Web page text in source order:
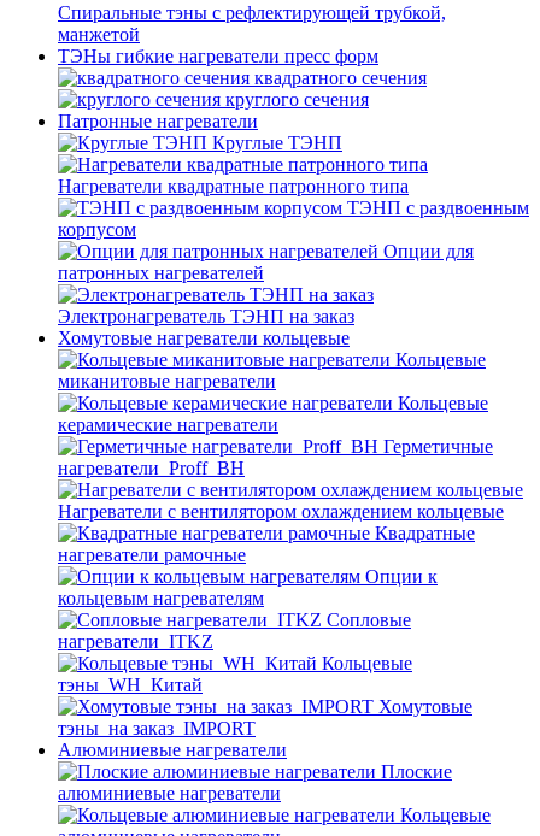
Спиральные тэны с рефлектирующей трубкой,
манжетой
ТЭНы гибкие нагреватели пресс форм
квадратного сечения
круглого сечения
Патронные нагреватели
Круглые ТЭНП
Нагреватели квадратные патронного типа
ТЭНП с раздвоенным
корпусом
Опции для
патронных нагревателей
Электронагреватель ТЭНП на заказ
Хомутовые нагреватели кольцевые
Кольцевые
миканитовые нагреватели
Кольцевые
керамические нагреватели
Герметичные
нагреватели_Proff_BH
Нагреватели с вентилятором охлаждением кольцевые
Квадратные
нагреватели рамочные
Опции к
кольцевым нагревателям
Cопловые
нагреватели_ITKZ
Кольцевые
тэны_WH_Китай
Хомутовые
тэны_на заказ_IMPORT
Алюминиевые нагреватели
Плоские
алюминиевые нагреватели
Кольцевые